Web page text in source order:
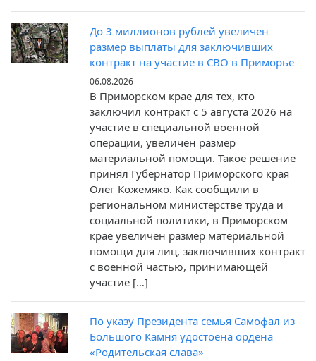
До 3 миллионов рублей увеличен
размер выплаты для заключивших
контракт на участие в СВО в Приморье
06.08.2026
В Приморском крае для тех, кто
заключил контракт c 5 августа 2026 на
участие в специальной военной
операции, увеличен размер
материальной помощи. Такое решение
принял Губернатор Приморского края
Олег Кожемяко. Как сообщили в
региональном министерстве труда и
социальной политики, в Приморском
крае увеличен размер материальной
помощи для лиц, заключивших контракт
с военной частью, принимающей
участие […]
По указу Президента семья Самофал из
Большого Камня удостоена ордена
«Родительская слава»